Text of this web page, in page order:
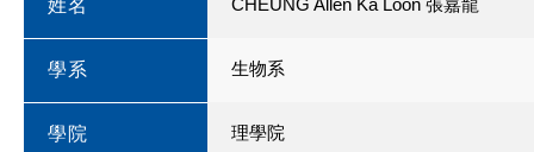
姓名
學系 生物系
學院 理學院